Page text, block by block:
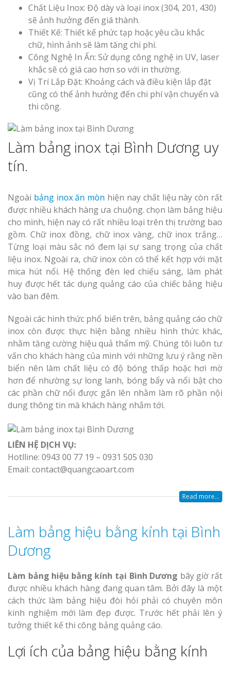
Chất Liệu Inox: Độ dày và loại inox (304, 201, 430)
sẽ ảnh hưởng đến giá thành.
Thiết Kế: Thiết kế phức tạp hoặc yêu cầu khắc
chữ, hình ảnh sẽ làm tăng chi phí.
Công Nghệ In Ấn: Sử dụng công nghệ in UV, laser
khắc sẽ có giá cao hơn so với in thường.
Vị Trí Lắp Đặt: Khoảng cách và điều kiện lắp đặt
cũng có thể ảnh hưởng đến chi phí vận chuyển và
thi công.
Làm bảng inox tại Bình Dương uy
tín.
Ngoài bảng inox ăn mòn hiện nay chất liệu này còn rất
được nhiều khách hàng ưa chuộng. chọn làm bảng hiệu
cho mình, hiện nay có rất nhiều loại trên thị trường bao
gồm. Chữ inox đồng, chữ inox vàng, chữ inox trắng…
Từng loại màu sắc nó đem lại sự sang trọng của chất
liệu inox. Ngoài ra, chữ inox còn có thể kết hợp với mặt
mica hút nổi. Hệ thống đèn led chiếu sáng, làm phát
huy được hết tác dụng quảng cáo của chiếc bảng hiệu
vào ban đêm.
Ngoài các hình thức phổ biến trên, bảng quảng cáo chữ
inox còn được thực hiện bằng nhiều hình thức khác,
nhằm tăng cường hiệu quả thẩm mỹ. Chúng tôi luôn tư
vấn cho khách hàng của mình với những lưu ý rằng nền
biển nên làm chất liệu có độ bóng thấp hoặc hơi mờ
hơn để nhường sự long lanh, bóng bẩy và nổi bật cho
các phần chữ nổi được gắn lên nhằm làm rõ phần nội
dung thông tin mà khách hàng nhắm tới.
LIÊN HỆ DỊCH VỤ:
Hotlline: 0943 00 77 19 – 0931 505 030
Email: contact@quangcaoart.com
Read more...
Làm bảng hiệu bằng kính tại Bình
Dương
Làm bảng hiệu bằng kính tại Bình Dương bây giờ rất
được nhiều khách hàng đang quan tâm. Bởi đây là một
cách thức làm bảng hiệu đòi hỏi phải có chuyên môn
kinh nghiệm mới làm đẹp được. Trước hết phải lên ý
tưởng thiết kế thi công bảng quảng cáo.
Lợi ích của bảng hiệu bằng kính